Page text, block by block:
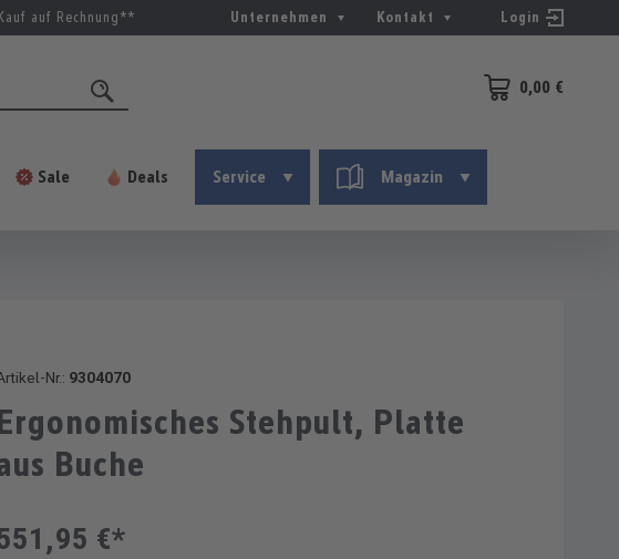
auf Rechnung** Unternehmen Kontakt Login
0,00 €
Warenkorb
Sale Service Magazin
Deals
Nr.: 9304070
Stehpult, Platte
Buche
€*